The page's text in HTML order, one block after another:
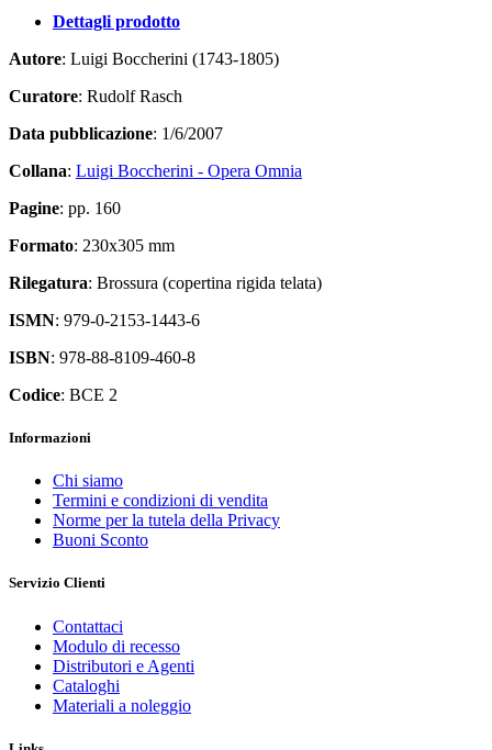
Dettagli prodotto
Autore: Luigi Boccherini (1743-1805)
Curatore: Rudolf Rasch
Data pubblicazione: 1/6/2007
Collana: Luigi Boccherini - Opera Omnia
Pagine: pp. 160
Formato: 230x305 mm
Rilegatura: Brossura (copertina rigida telata)
ISMN: 979-0-2153-1443-6
ISBN: 978-88-8109-460-8
Codice: BCE 2
Informazioni
Chi siamo
Termini e condizioni di vendita
Norme per la tutela della Privacy
Buoni Sconto
Servizio Clienti
Contattaci
Modulo di recesso
Distributori e Agenti
Cataloghi
Materiali a noleggio